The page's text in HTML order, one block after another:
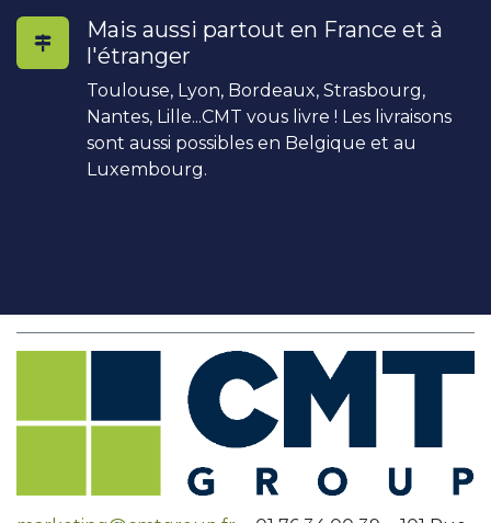
Mais aussi partout en France et à
l'étranger
Toulouse, Lyon, Bordeaux, Strasbourg,
Nantes, Lille...CMT vous livre ! Les livraisons
sont aussi possibles en Belgique et au
Luxembourg.